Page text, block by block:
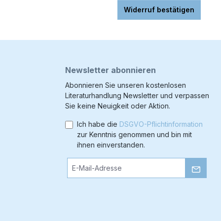
Widerruf bestätigen
Newsletter abonnieren
Abonnieren Sie unseren kostenlosen
Literaturhandlung Newsletter und verpassen
Sie keine Neuigkeit oder Aktion.
Ich habe die DSGVO-Pflichtinformation
zur Kenntnis genommen und bin mit
ihnen einverstanden.